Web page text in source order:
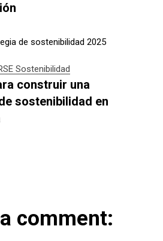
Sostenibilidad
construir una
sostenibilidad en
comment: